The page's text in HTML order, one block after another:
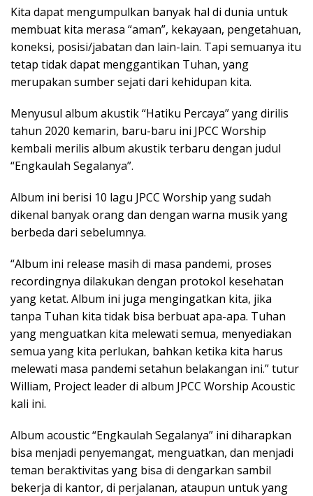
Kita dapat mengumpulkan banyak hal di dunia untuk
membuat kita merasa “aman”, kekayaan, pengetahuan,
koneksi, posisi/jabatan dan lain-lain. Tapi semuanya itu
tetap tidak dapat menggantikan Tuhan, yang
merupakan sumber sejati dari kehidupan kita.
Menyusul album akustik “Hatiku Percaya” yang dirilis
tahun 2020 kemarin, baru-baru ini JPCC Worship
kembali merilis album akustik terbaru dengan judul
“Engkaulah Segalanya”.
Album ini berisi 10 lagu JPCC Worship yang sudah
dikenal banyak orang dan dengan warna musik yang
berbeda dari sebelumnya.
“Album ini release masih di masa pandemi, proses
recordingnya dilakukan dengan protokol kesehatan
yang ketat. Album ini juga mengingatkan kita, jika
tanpa Tuhan kita tidak bisa berbuat apa-apa. Tuhan
yang menguatkan kita melewati semua, menyediakan
semua yang kita perlukan, bahkan ketika kita harus
melewati masa pandemi setahun belakangan ini.” tutur
William, Project leader di album JPCC Worship Acoustic
kali ini.
Album acoustic “Engkaulah Segalanya” ini diharapkan
bisa menjadi penyemangat, menguatkan, dan menjadi
teman beraktivitas yang bisa di dengarkan sambil
bekerja di kantor, di perjalanan, ataupun untuk yang